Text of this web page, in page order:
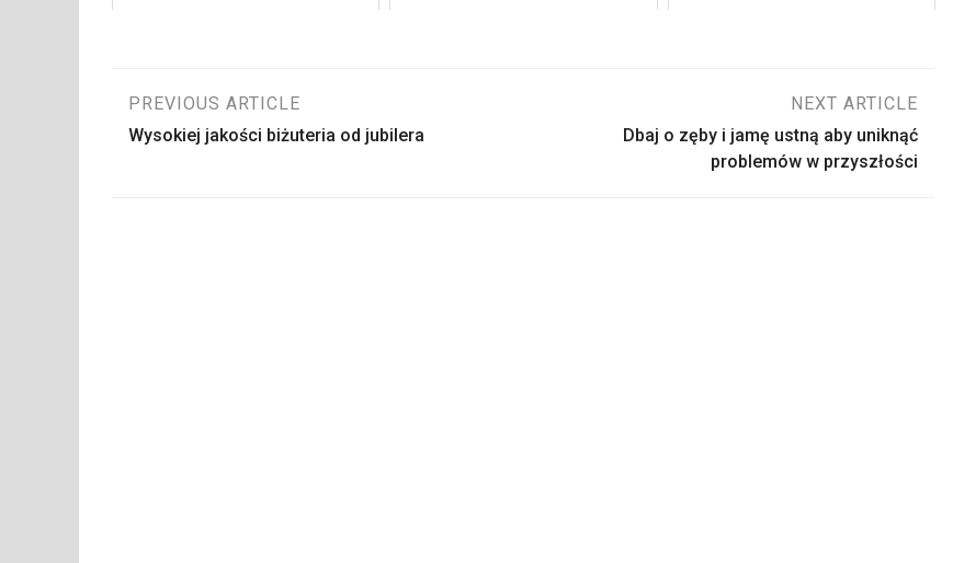
Nawigacja
PREVIOUS ARTICLE
Wysokiej jakości biżuteria od jubilera
NEXT ARTICLE
Dbaj o zęby i jamę ustną aby uniknąć
problemów w przyszłości